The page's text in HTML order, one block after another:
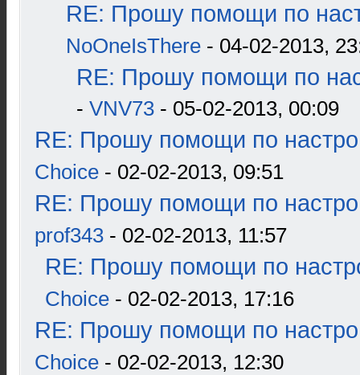
RE: Прошу помощи по
NoOneIsThere - 04-02-2013,
RE: Прошу помощи по
- VNV73 - 05-02-2013, 00:09
RE: Прошу помощи по
Choice - 02-02-2013, 09:51
RE: Прошу помощи по
prof343 - 02-02-2013, 11:57
RE: Прошу помощи по
Choice - 02-02-2013, 17:16
RE: Прошу помощи по
Choice - 02-02-2013, 12:30